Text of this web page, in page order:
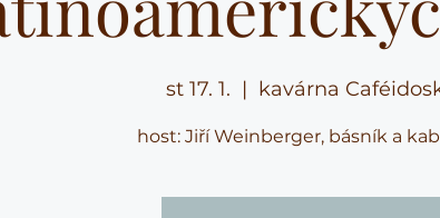
st 17. 1.
  |
kavárna
host: Jiří Weinberger, básník a